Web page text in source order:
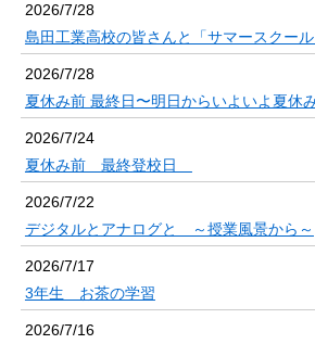
2026/7/28
島田工業高校の皆さんと「サマースクール
2026/7/28
夏休み前 最終日〜明日からいよいよ夏休
2026/7/24
夏休み前 最終登校日
2026/7/22
デジタルとアナログと ～授業風景から～
2026/7/17
3年生 お茶の学習
2026/7/16